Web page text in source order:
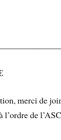
merci de
de